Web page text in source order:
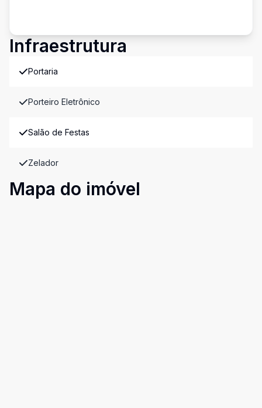
Infraestrutura
Portaria
Porteiro Eletrônico
Salão de Festas
Zelador
Mapa do imóvel